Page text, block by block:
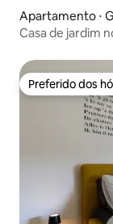
Apartamento ⋅
Casa de jardim
Preferido dos
Preferido dos